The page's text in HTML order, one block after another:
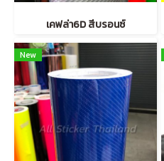
เคฟล่า6D สีบรอนซ์
New